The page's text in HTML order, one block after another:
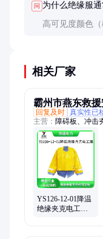
问 为什么绝缘服
高可见度颜色
相关厂家
霸州市燕东救
回复及时 真实性已
主营： 障碍板、冲击
锯、捕鱼船、警示牌
袋、堵水带、削尖器
机、除草机、灭火
YS126-12-01降温
绝缘夹克电工服